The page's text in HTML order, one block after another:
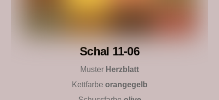
Schal 11-06
Muster Herzblatt
Kettfarbe orangegelb